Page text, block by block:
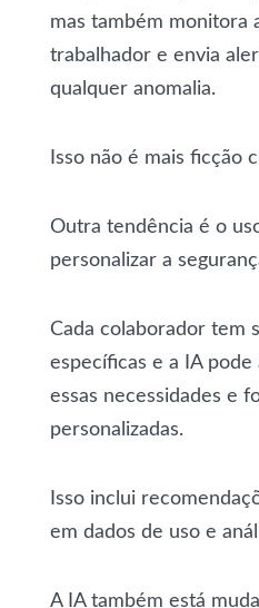
mas também monitora
trabalhador e envia
qualquer anomalia.
Isso não é mais ficção
Outra tendência é o
personalizar a
Cada colaborador tem
específicas e a IA
essas necessidades e
personalizadas.
Isso inclui
em dados de uso e
A IA também está